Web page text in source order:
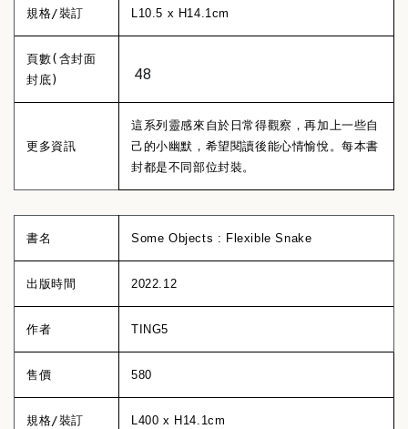
規格/裝訂 L10.5 x H14.1cm
頁數(含封面
封底)
48
更多資訊
這系列靈感來自於日常得觀察，再加上一些自
己的小幽默，希望閱讀後能心情愉悅。每本書
封都是不同部位封裝。
書名 Some Objects : Flexible Snake
出版時間 2022.12
作者 TING5
售價 580
規格/裝訂 L400 x H14.1cm